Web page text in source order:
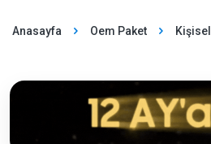
Anasayfa Oem Paket